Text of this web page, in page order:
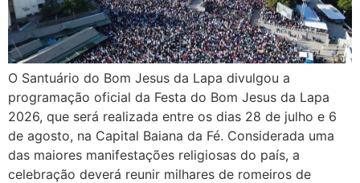
O Santuário do Bom Jesus da Lapa divulgou a
programação oficial da Festa do Bom Jesus da Lapa
2026, que será realizada entre os dias 28 de julho e 6
de agosto, na Capital Baiana da Fé. Considerada uma
das maiores manifestações religiosas do país, a
celebração deverá reunir milhares de romeiros de